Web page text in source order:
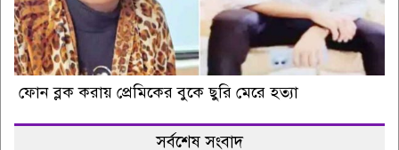
ফোন ব্লক করায় প্রেমিকের বুকে ছুরি মেরে হত্যা
সর্বশেষ সংবাদ